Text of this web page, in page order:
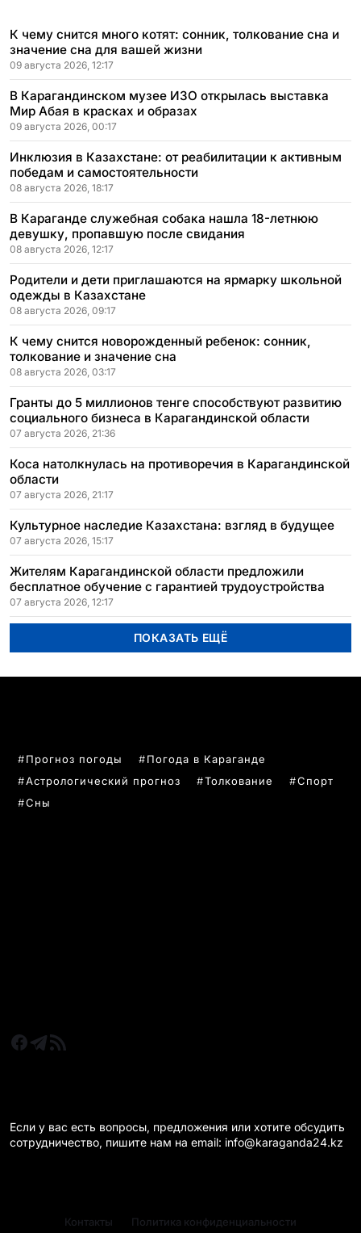
К чему снится много котят: сонник, толкование сна и
значение сна для вашей жизни
09 августа 2026, 12:17
В Карагандинском музее ИЗО открылась выставка
Мир Абая в красках и образах
09 августа 2026, 00:17
Инклюзия в Казахстане: от реабилитации к активным
победам и самостоятельности
08 августа 2026, 18:17
В Караганде служебная собака нашла 18-летнюю
девушку, пропавшую после свидания
08 августа 2026, 12:17
Родители и дети приглашаются на ярмарку школьной
одежды в Казахстане
08 августа 2026, 09:17
К чему снится новорожденный ребенок: сонник,
толкование и значение сна
08 августа 2026, 03:17
Гранты до 5 миллионов тенге способствуют развитию
социального бизнеса в Карагандинской области
07 августа 2026, 21:36
Коса натолкнулась на противоречия в Карагандинской
области
07 августа 2026, 21:17
Культурное наследие Казахстана: взгляд в будущее
07 августа 2026, 15:17
Жителям Карагандинской области предложили
бесплатное обучение с гарантией трудоустройства
07 августа 2026, 12:17
ПОКАЗАТЬ ЕЩЁ
Прогноз погоды
Погода в Караганде
Астрологический прогноз
Толкование
Спорт
Сны
Если у вас есть вопросы, предложения или хотите обсудить
сотрудничество, пишите нам на email: info@karaganda24.kz
Контакты Политика конфиденциальности